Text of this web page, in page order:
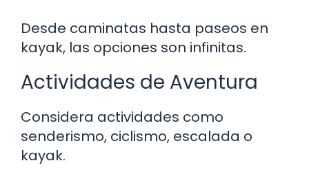
Desde caminatas hasta paseos en
kayak, las opciones son infinitas.
Actividades de Aventura
Considera actividades como
senderismo, ciclismo, escalada o
kayak.